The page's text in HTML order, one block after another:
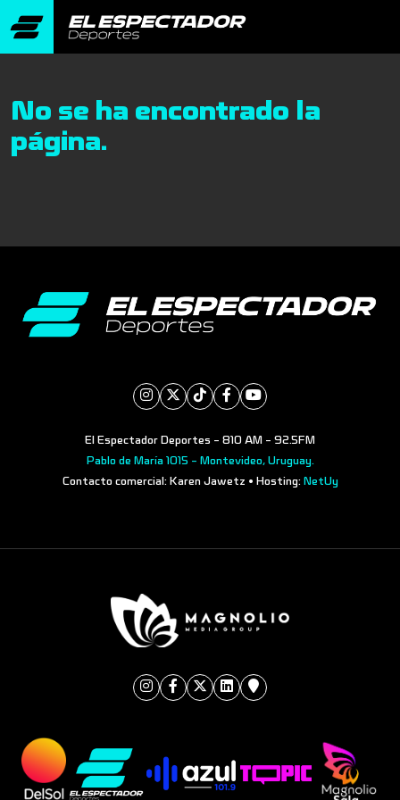
No se ha encontrado la
página.
El Espectador Deportes - 810 AM - 92.5FM
Pablo de María 1015 - Montevideo, Uruguay.
Contacto comercial: Karen Jawetz • Hosting: NetUy